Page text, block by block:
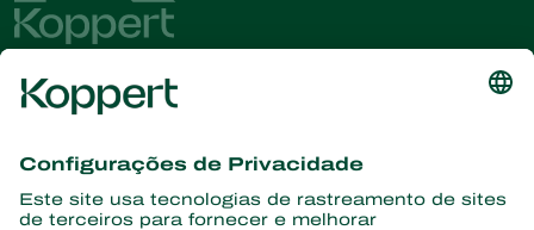
informações
Assine aqui